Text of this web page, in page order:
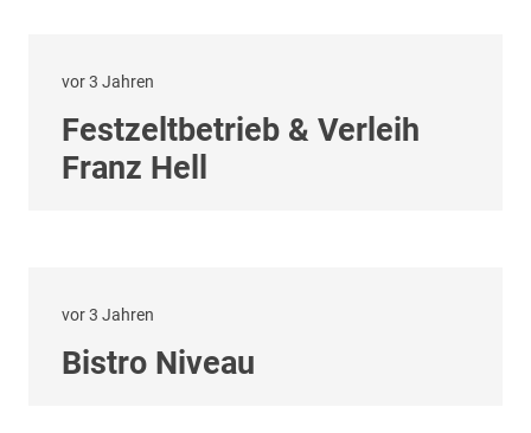
vor 3 Jahren
Festzeltbetrieb & Verleih
Franz Hell
vor 3 Jahren
Bistro Niveau